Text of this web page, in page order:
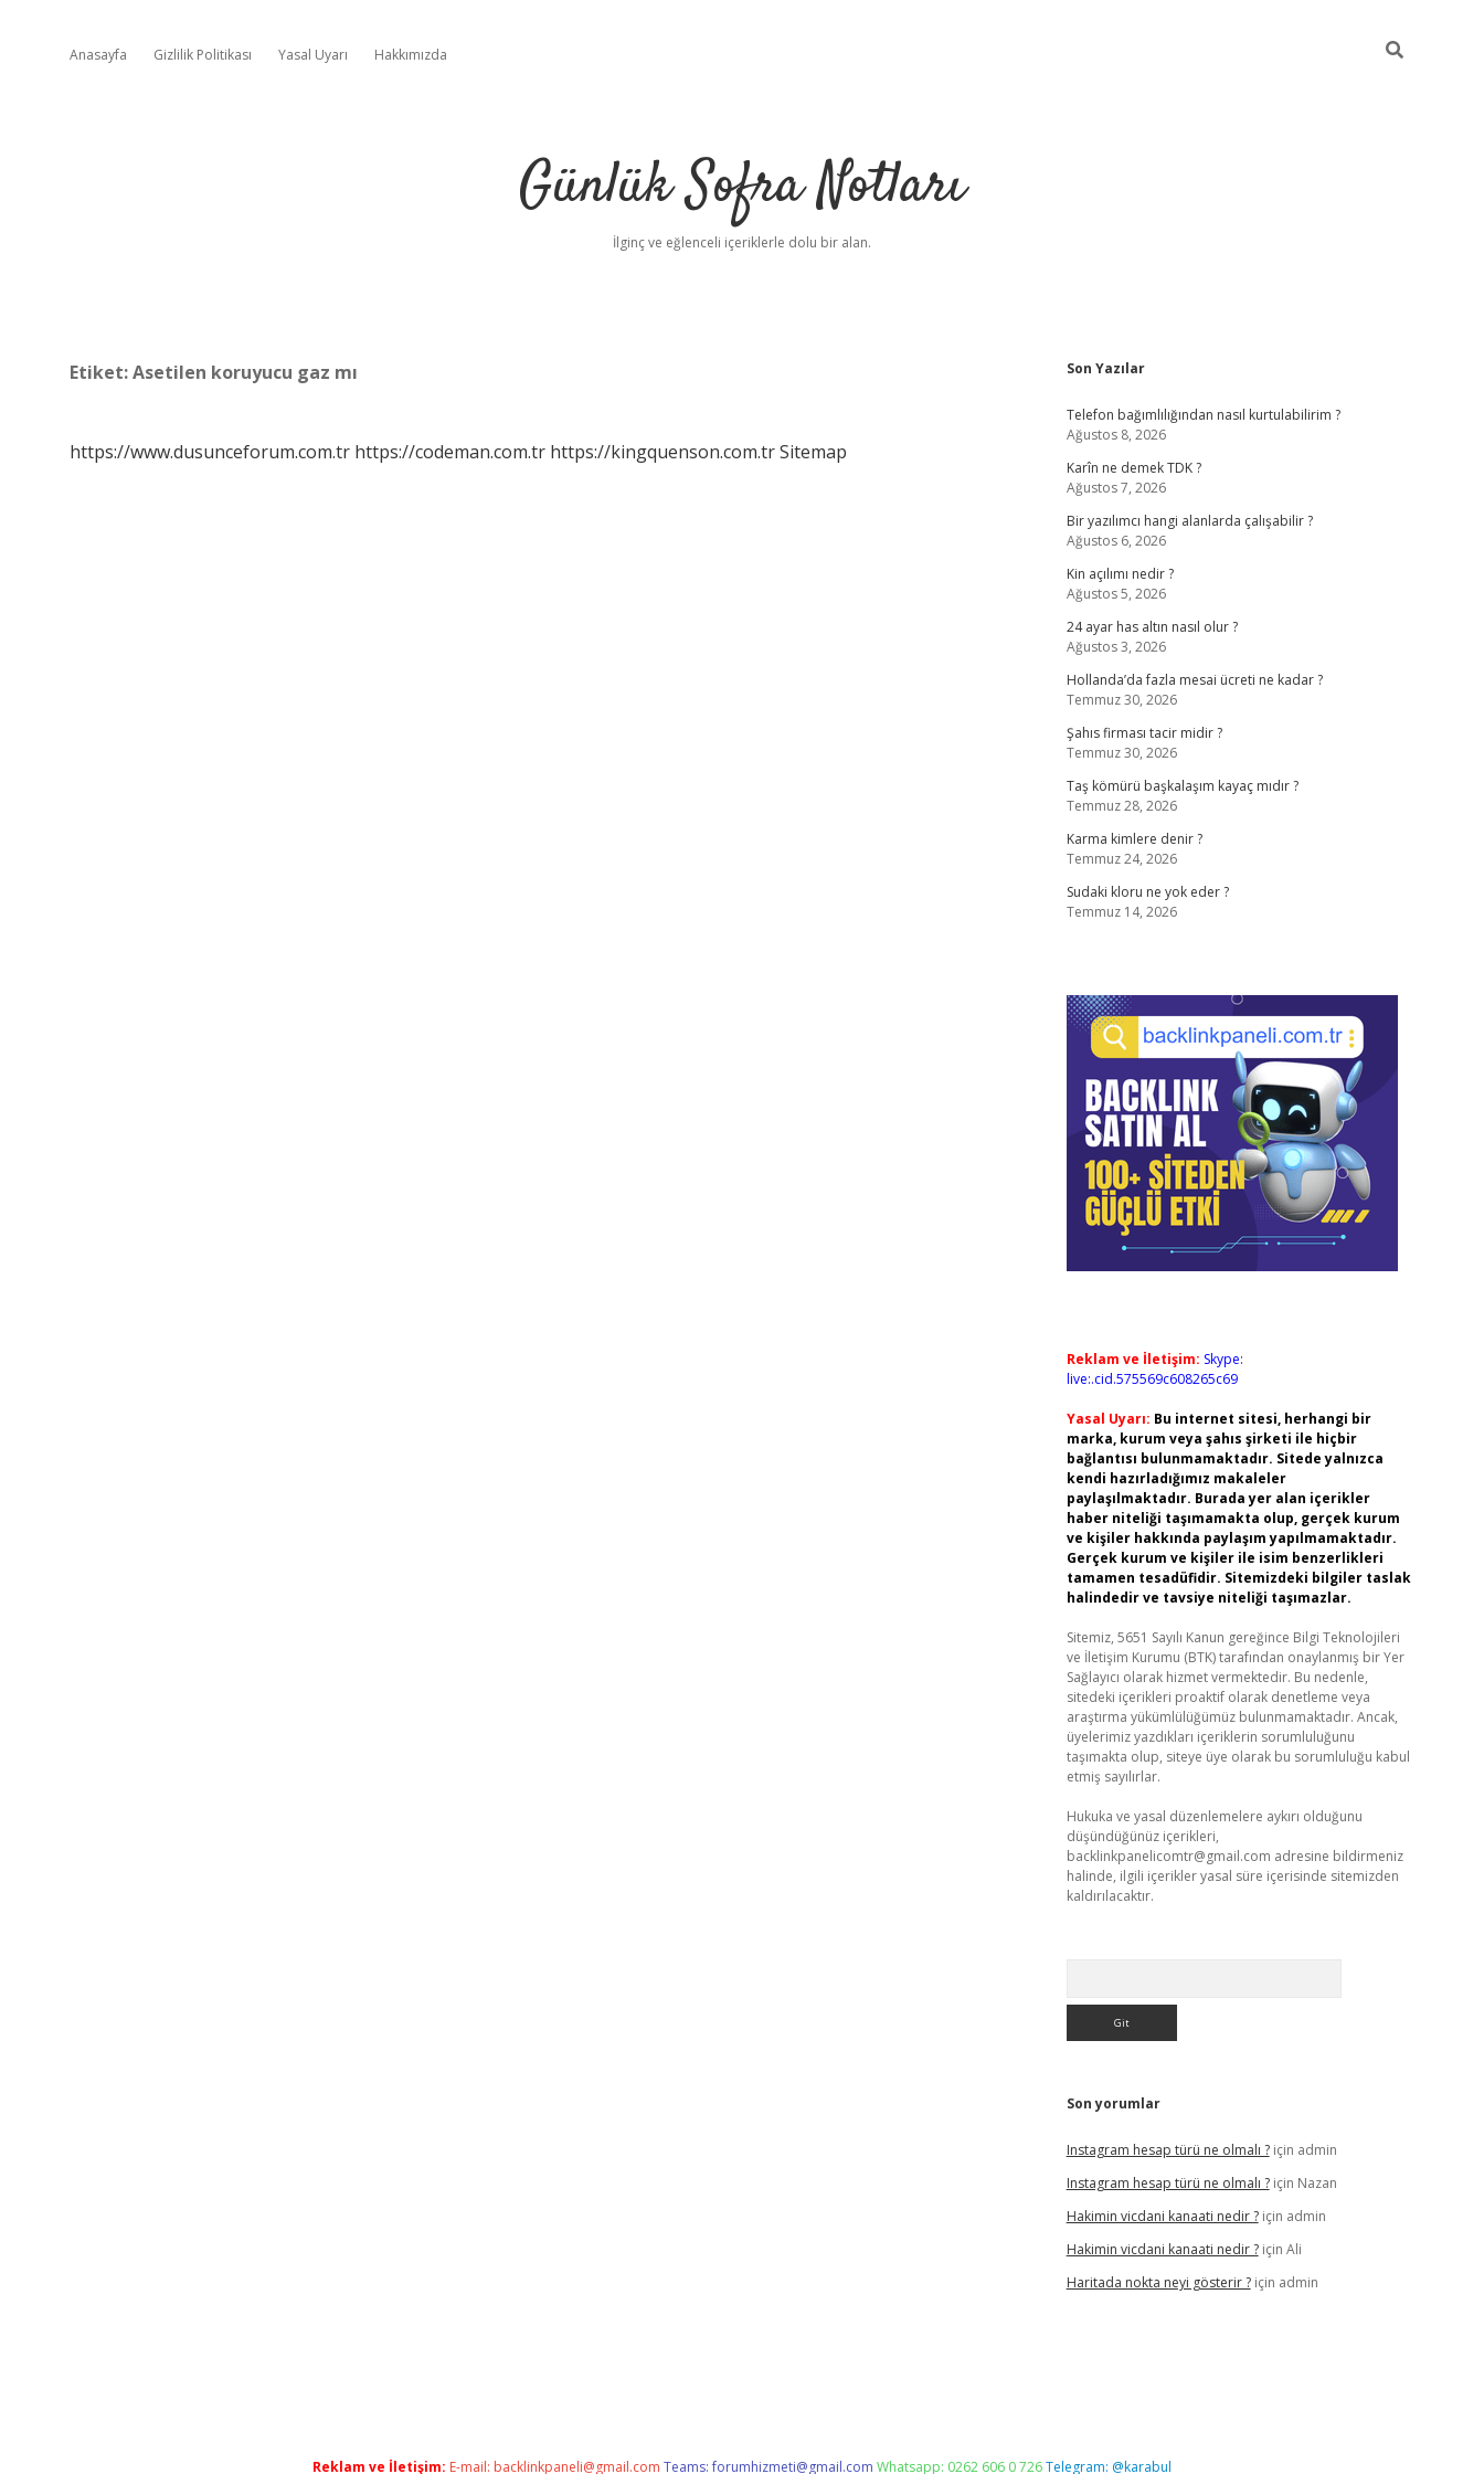
Anasayfa Gizlilik Politikası Yasal Uyarı Hakkımızda
Günlük Sofra Notları
İlginç ve eğlenceli içeriklerle dolu bir alan.
Etiket:Asetilen koruyucu gaz mı
https://www.dusunceforum.com.tr https://codeman.com.tr https://kingquenson.com.trSitemap
Sidebar
Son Yazılar
Telefon bağımlılığından nasıl kurtulabilirim ?
Ağustos 8, 2026
Karîn ne demek TDK ?
Ağustos 7, 2026
Bir yazılımcı hangi alanlarda çalışabilir ?
Ağustos 6, 2026
Kin açılımı nedir ?
Ağustos 5, 2026
24 ayar has altın nasıl olur ?
Ağustos 3, 2026
Hollanda’da fazla mesai ücreti ne kadar ?
Temmuz 30, 2026
Şahıs firması tacir midir ?
Temmuz 30, 2026
Taş kömürü başkalaşım kayaç mıdır ?
Temmuz 28, 2026
Karma kimlere denir ?
Temmuz 24, 2026
Sudaki kloru ne yok eder ?
Temmuz 14, 2026
Reklam ve İletişim: Skype:
live:.cid.575569c608265c69
Yasal Uyarı: Bu internet sitesi, herhangi bir
marka, kurum veya şahıs şirketi ile hiçbir
bağlantısı bulunmamaktadır. Sitede yalnızca
kendi hazırladığımız makaleler
paylaşılmaktadır. Burada yer alan içerikler
haber niteliği taşımamakta olup, gerçek kurum
ve kişiler hakkında paylaşım yapılmamaktadır.
Gerçek kurum ve kişiler ile isim benzerlikleri
tamamen tesadüfidir. Sitemizdeki bilgiler taslak
halindedir ve tavsiye niteliği taşımazlar.
Sitemiz, 5651 Sayılı Kanun gereğince Bilgi Teknolojileri
ve İletişim Kurumu (BTK) tarafından onaylanmış bir Yer
Sağlayıcı olarak hizmet vermektedir. Bu nedenle,
sitedeki içerikleri proaktif olarak denetleme veya
araştırma yükümlülüğümüz bulunmamaktadır. Ancak,
üyelerimiz yazdıkları içeriklerin sorumluluğunu
taşımakta olup, siteye üye olarak bu sorumluluğu kabul
etmiş sayılırlar.
Hukuka ve yasal düzenlemelere aykırı olduğunu
düşündüğünüz içerikleri,
backlinkpanelicomtr@gmail.com adresine bildirmeniz
halinde, ilgili içerikler yasal süre içerisinde sitemizden
kaldırılacaktır.
Son yorumlar
Instagram hesap türü ne olmalı ?için admin
Instagram hesap türü ne olmalı ?için Nazan
Hakimin vicdani kanaati nedir ?için admin
Hakimin vicdani kanaati nedir ?için Ali
Haritada nokta neyi gösterir ?için admin
elexbet yeni adresi
Reklam ve İletişim: E-mail: backlinkpaneli@gmail.com Teams:forumhizmeti@gmail.com Whatsapp: 0262 606 0 726Telegram: @karabul